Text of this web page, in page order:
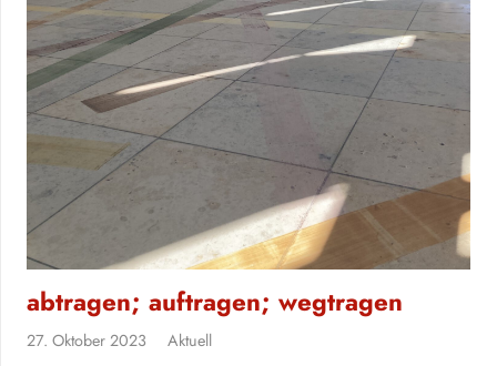
abtragen; auftragen; wegtragen
27. Oktober 2023 Aktuell